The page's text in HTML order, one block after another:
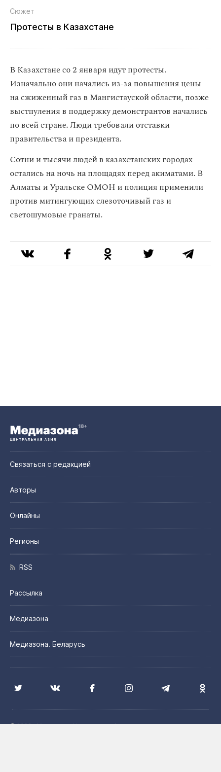
Сюжет
Протесты в Казахстане
В Казахстане со 2 января идут протесты.
Изначально они начались из-за повышения цены
на сжиженный газ в Мангистауской области, позже
выстпуления в поддержку демонстрантов начались
по всей стране. Люди требовали отставки
правительства и президента.
Сотни и тысячи людей в казахстанских городах
остались на ночь на площадях перед акиматами. В
Алматы и Уральске ОМОН и полиция применили
против митингующих слезоточивый газ и
светошумовые гранаты.
Связаться с редакцией
Авторы
Онлайны
Регионы
RSS
Рассылка
Медиазона
Медиазона. Беларусь
© 2026 «Медиазона Центральная Азия»